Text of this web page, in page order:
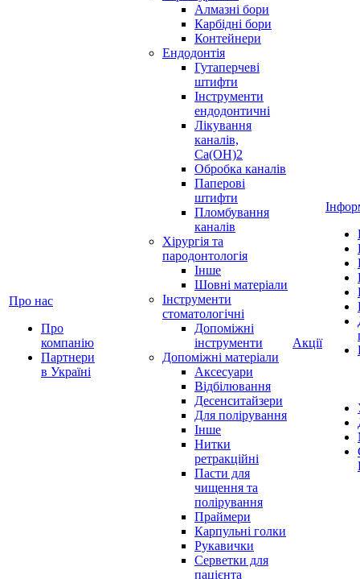
Про нас
Про
компанію
Партнери
в Україні
Алмазні бори
Карбідні бори
Контейнери
Ендодонтія
Гутаперчеві
штифти
Інструменти
ендодонтичні
Лікування
каналів,
Ca(OH)2
Обробка каналів
Паперові
штифти
Пломбування
каналів
Хірургія та
пародонтологія
Інше
Шовні матеріали
Інструменти
стоматологічні
Допоміжні
інструменти
Допоміжні матеріали
Аксесуари
Відбілювання
Десенситайзери
Для полірування
Інше
Нитки
ретракційні
Пасти для
чищення та
полірування
Праймери
Карпульні голки
Рукавички
Серветки для
пацієнта
Акції